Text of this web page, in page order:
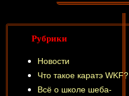
Рубрики
Новости
Что такое каратэ WKF?
Всё о школе шеба-